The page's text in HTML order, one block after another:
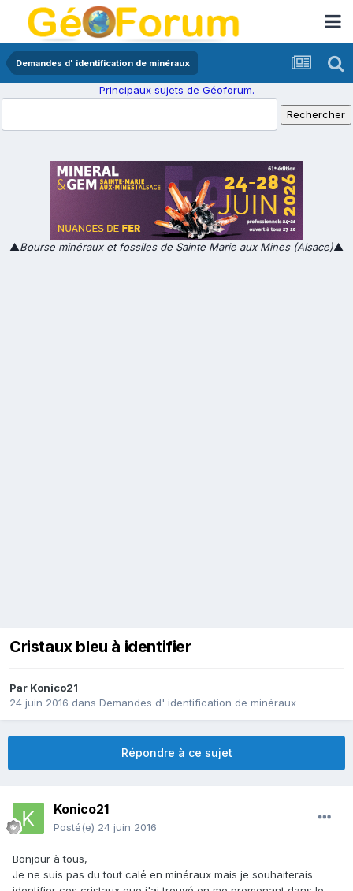
Demandes d' identification de minéraux
Principaux sujets de Géoforum.
▲Bourse minéraux et fossiles de Sainte Marie aux Mines (Alsace)▲
Cristaux bleu à identifier
Par Konico21
24 juin 2016 dans Demandes d' identification de minéraux
Répondre à ce sujet
Konico21
Posté(e) 24 juin 2016
Bonjour à tous,
Je ne suis pas du tout calé en minéraux mais je souhaiterais